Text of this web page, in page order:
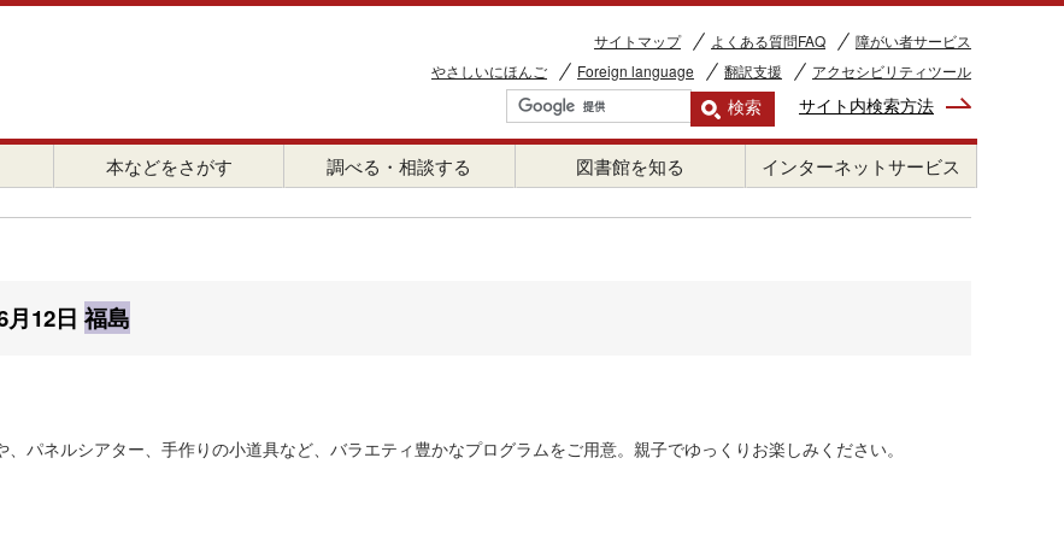
サイトマップ よくある質問FAQ
障がい者サービス
やさしいにほんご
Foreign language 翻訳支援 アクセシビリティツール
サイト内検索方法
本などをさがす 調べる・相談する 図書館を知る インターネットサービス
月12日福島
パネルシアター、手作りの小道具など、バラエティ豊かなプログラムをご用意。親子でゆっくりお楽しみください。